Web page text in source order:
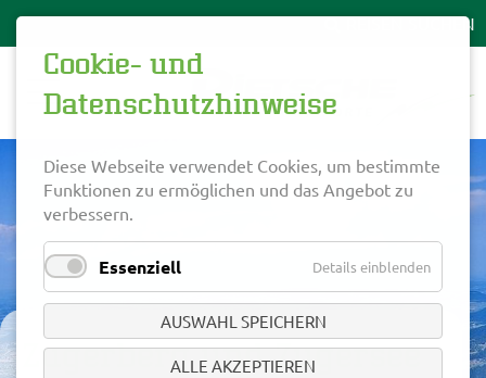
Zugerberg und Zugersee
Cookie- und
Datenschutzhinweise
Diese Webseite verwendet Cookies, um bestimmte
Funktionen zu ermöglichen und das Angebot zu
verbessern.
Essenziell Details einblenden
AUSWAHL SPEICHERN
ALLE AKZEPTIEREN